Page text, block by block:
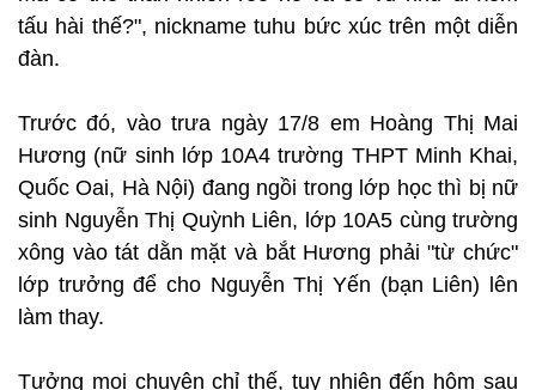
tấu hài thế?", nickname tuhu bức xúc trên một diễn
đàn.
Trước đó, vào trưa ngày 17/8 em Hoàng Thị Mai
Hương (nữ sinh lớp 10A4 trường THPT Minh Khai,
Quốc Oai, Hà Nội) đang ngồi trong lớp học thì bị nữ
sinh Nguyễn Thị Quỳnh Liên, lớp 10A5 cùng trường
xông vào tát dằn mặt và bắt Hương phải "từ chức"
lớp trưởng để cho Nguyễn Thị Yến (bạn Liên) lên
làm thay.
Tưởng mọi chuyện chỉ thế, tuy nhiên đến hôm sau